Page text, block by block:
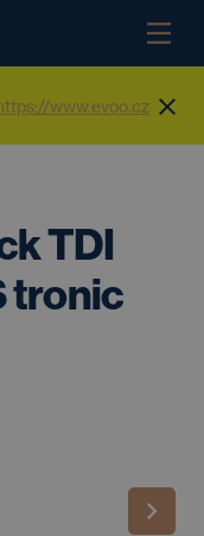
www.evoo.cz
TDI
tronic